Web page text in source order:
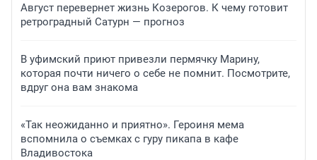
Август перевернет жизнь Козерогов. К чему готовит
ретроградный Сатурн — прогноз
В уфимский приют привезли пермячку Марину,
которая почти ничего о себе не помнит. Посмотрите,
вдруг она вам знакома
«Так неожиданно и приятно». Героиня мема
вспомнила о съемках с гуру пикапа в кафе
Владивостока